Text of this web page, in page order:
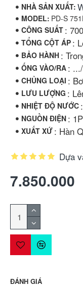
NHÀ SẢN XUẤT:
MODEL: PD-S
CÔNG SUẤT :
TỔNG CỘT ÁP :
BẢO HÀNH :
ỐNG VÀO/RA :
CHỦNG LOẠI :
LƯU LƯỢNG :
NHIỆT ĐỘ NƯỚC
NGUỒN ĐIỆN :
XUẤT XỨ : Hàn
Dựa
7.850.000
ĐÁNH GIÁ